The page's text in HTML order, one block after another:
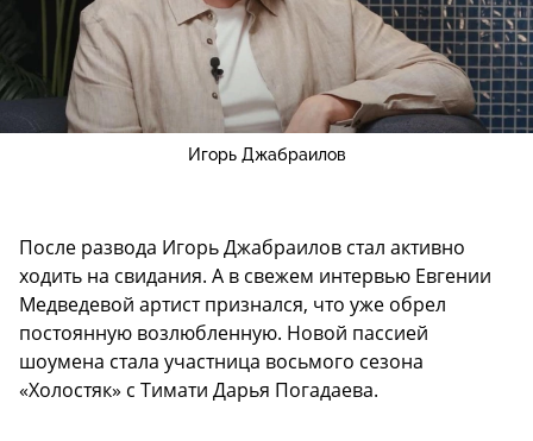
Игорь Джабраилов
После развода Игорь Джабраилов стал активно
ходить на свидания. А в свежем интервью Евгении
Медведевой артист признался, что уже обрел
постоянную возлюбленную. Новой пассией
шоумена стала участница восьмого сезона
«Холостяк» с Тимати Дарья Погадаева.